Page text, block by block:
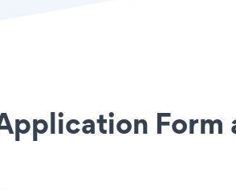
Form